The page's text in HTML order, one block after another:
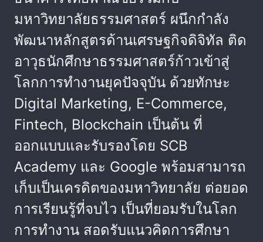
มหาวิทยาลัยธรรมศาสตร์ ผนึกกำลัง
พัฒนาหลักสูตรด้านเศรษฐกิจดิจิทัล ติด
อาวุธนักศึกษาธรรมศาสตร์ก้าวเข้าสู่
โลกการทำงานยุคปัจจุบัน ด้วยทักษะ
Digital Marketing, E-Commerce,
Fintech, Blockchain เป็นต้น ที่
ออกแบบและรับรองโดย SCB
Academy และ Google พร้อมสามารถ
เก็บเป็นเครดิตของมหาวิทยาลัย ต่อยอด
การเรียนรู้ที่จบไว เป็นที่ยอมรับในโลก
การทำงาน สอดรับแนวคิดการศึกษา